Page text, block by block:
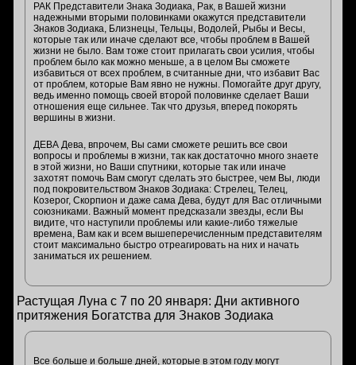
РАК Представители Знака Зодиака, Рак, в Вашей жизни
надежными вторыми половинками окажутся представители
Знаков Зодиака, Близнецы, Тельцы, Водолей, Рыбы и Весы,
которые так или иначе сделают все, чтобы проблем в Вашей
жизни не было. Вам тоже стоит прилагать свои усилия, чтобы
проблем было как можно меньше, а в целом Вы сможете
избавиться от всех проблем, в считанные дни, что избавит Вас
от проблем, которые Вам явно не нужны. Помогайте друг другу,
ведь именно помощь своей второй половинке сделает Ваши
отношения еще сильнее. Так что друзья, вперед покорять
вершины в жизни.
ДЕВА Дева, впрочем, Вы сами сможете решить все свои
вопросы и проблемы в жизни, так как достаточно много знаете
в этой жизни, но Ваши спутники, которые так или иначе
захотят помочь Вам смогут сделать это быстрее, чем Вы, люди
под покровительством Знаков Зодиака: Стрелец, Телец,
Козерог, Скорпион и даже сама Дева, будут для Вас отличными
союзниками. Важный момент предсказали звезды, если Вы
видите, что наступили проблемы или какие-либо тяжелые
времена, Вам как и всем вышеперечисленным представителям
стоит максимально быстро отреагировать на них и начать
заниматься их решением.
Растущая Луна с 7 по 20 января: Дни активного
притяжения Богатства для Знаков Зодиака
Все больше и больше дней, которые в этом году могут